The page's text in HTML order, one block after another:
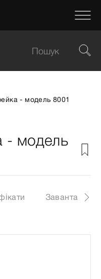
- модель 8001
- модель